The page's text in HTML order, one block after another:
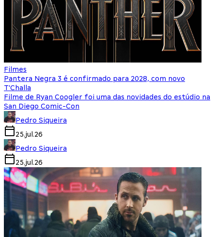
Filmes
Pantera Negra 3 é confirmado para 2028, com novo
T'Challa
Filme de Ryan Coogler foi uma das novidades do estúdio na
San Diego Comic-Con
Pedro Siqueira
25.jul.26
Pedro Siqueira
25.jul.26